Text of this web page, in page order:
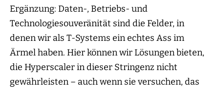
Ergänzung: Daten-, Betriebs- und
Technologiesouveränität sind die Felder, in
denen wir als T-Systems ein echtes Ass im
Ärmel haben. Hier können wir Lösungen bieten,
die Hyperscaler in dieser Stringenz nicht
gewährleisten – auch wenn sie versuchen, das